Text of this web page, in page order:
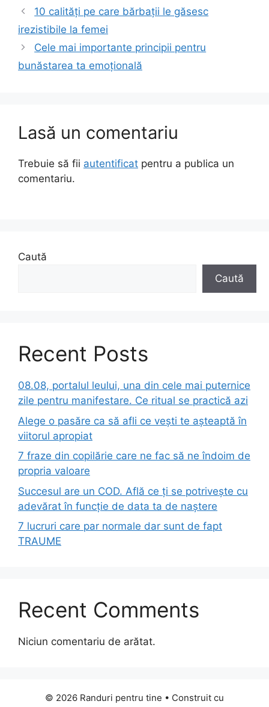
10 calități pe care bărbații le găsesc
irezistibile la femei
Cele mai importante principii pentru
bunăstarea ta emoțională
Lasă un comentariu
Trebuie să fii autentificat pentru a publica un
comentariu.
Caută
Caută
Recent Posts
08.08, portalul leului, una din cele mai puternice
zile pentru manifestare. Ce ritual se practică azi
Alege o pasăre ca să afli ce vești te așteaptă în
viitorul apropiat
7 fraze din copilărie care ne fac să ne îndoim de
propria valoare
Succesul are un COD. Află ce ți se potrivește cu
adevărat în funcție de data ta de naștere
7 lucruri care par normale dar sunt de fapt
TRAUME
Recent Comments
Niciun comentariu de arătat.
© 2026 Randuri pentru tine • Construit cu